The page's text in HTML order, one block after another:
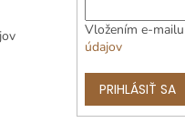
Vložením e-
údajov
PRIHLÁSIŤ SA